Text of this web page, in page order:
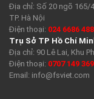
Địa chỉ: Số 20 ngõ 165/
TP. Hà Nội
Điện thoại: 024 6686
Trụ Sở TP Hồ Chí
Địa chỉ: 90 Lê Lai, Khu
Điện thoại: 0707 149
Email: info@fsviet.com